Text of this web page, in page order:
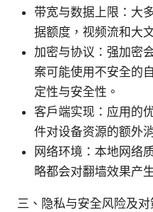
带宽与数据上限：大
据额度，视频流和大
加密与协议：强加密
案可能使用不安全的
定性与安全性。
客户端实现：应用的
件对设备资源的额外
网络环境：本地网络
略都会对翻墙效果产
三、隐私与安全风险及对